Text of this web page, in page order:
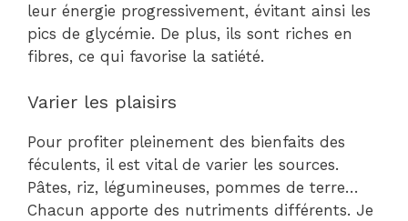
leur énergie progressivement, évitant ainsi les
pics de glycémie. De plus, ils sont riches en
fibres, ce qui favorise la satiété.
Varier les plaisirs
Pour profiter pleinement des bienfaits des
féculents, il est vital de varier les sources.
Pâtes, riz, légumineuses, pommes de terre…
Chacun apporte des nutriments différents. Je